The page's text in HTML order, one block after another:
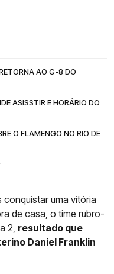
AO G-8 DO
ASISSTIR E HORÁRIO DO
O FLAMENGO NO RIO DE
uma vitória
de casa, o time rubro-
2, resultado que
Daniel Franklin